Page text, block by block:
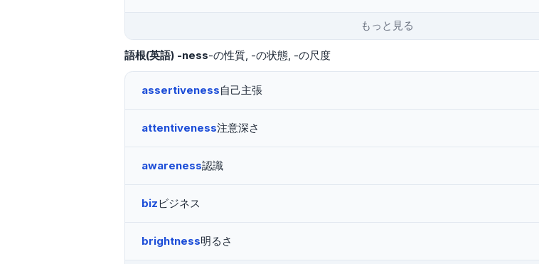
もっと見る
語根(英語) -ness-の性質 -の状態 -の尺度
assertiveness自己主張
attentiveness注意深さ
awareness認識
bizビジネス
brightness明るさ